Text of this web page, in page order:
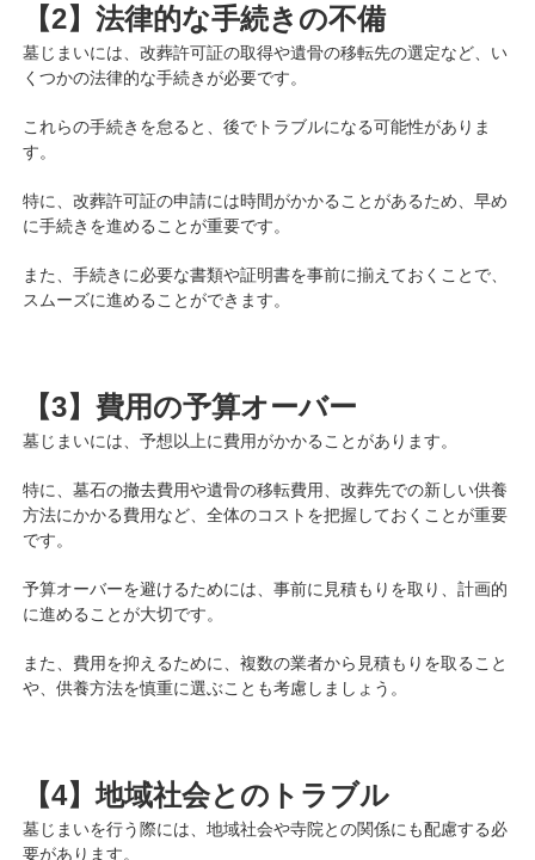
【2】法律的な手続きの不備
墓じまいには、改葬許可証の取得や遺骨の移転先の選定など、い
くつかの法律的な手続きが必要です。
これらの手続きを怠ると、後でトラブルになる可能性がありま
す。
特に、改葬許可証の申請には時間がかかることがあるため、早め
に手続きを進めることが重要です。
また、手続きに必要な書類や証明書を事前に揃えておくことで、
スムーズに進めることができます。
【3】費用の予算オーバー
墓じまいには、予想以上に費用がかかることがあります。
特に、墓石の撤去費用や遺骨の移転費用、改葬先での新しい供養
方法にかかる費用など、全体のコストを把握しておくことが重要
です。
予算オーバーを避けるためには、事前に見積もりを取り、計画的
に進めることが大切です。
また、費用を抑えるために、複数の業者から見積もりを取ること
や、供養方法を慎重に選ぶことも考慮しましょう。
【4】地域社会とのトラブル
墓じまいを行う際には、地域社会や寺院との関係にも配慮する必
要があります。